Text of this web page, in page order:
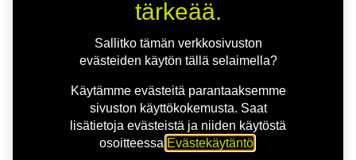
tärkeää.
Sallitko tämän verkkosivuston
evästeiden käytön tällä selaimella?
Käytämme evästeitä parantaaksemme
sivuston käyttökokemusta. Saat
lisätietoja evästeistä ja niiden käytöstä
osoitteessa Evästekäytäntö